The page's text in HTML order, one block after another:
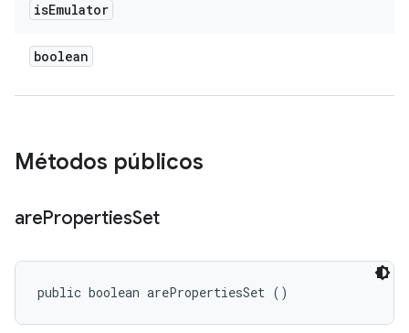
isEmulator
boolean
Métodos públicos
arePropertiesSet
public boolean arePropertiesSet ()